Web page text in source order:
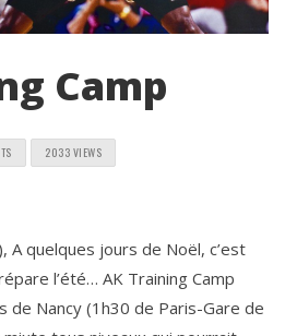
Camp
2033 VIEWS
A quelques jours de Noël, c’est
l’été… AK Training Camp
de Nancy (1h30 de Paris-Gare de